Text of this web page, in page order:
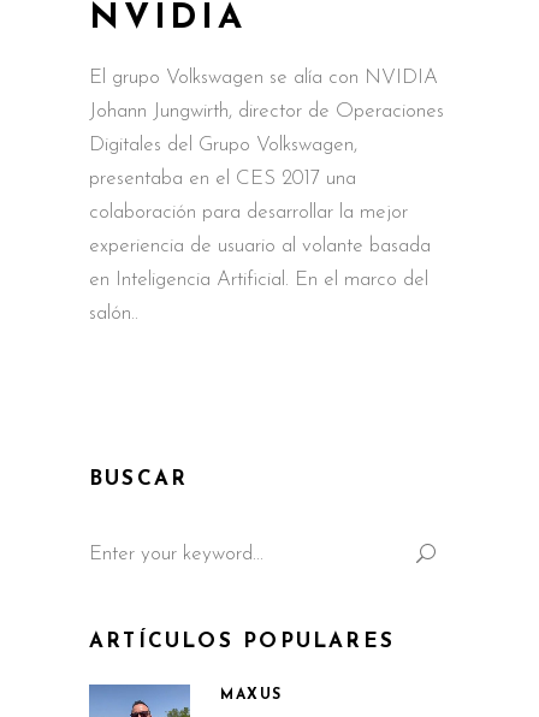
NVIDIA
El grupo Volkswagen se alía con NVIDIA
Johann Jungwirth, director de Operaciones
Digitales del Grupo Volkswagen,
presentaba en el CES 2017 una
colaboración para desarrollar la mejor
experiencia de usuario al volante basada
en Inteligencia Artificial. En el marco del
salón
BUSCAR
for:
ARTÍCULOS POPULARES
MAXUS